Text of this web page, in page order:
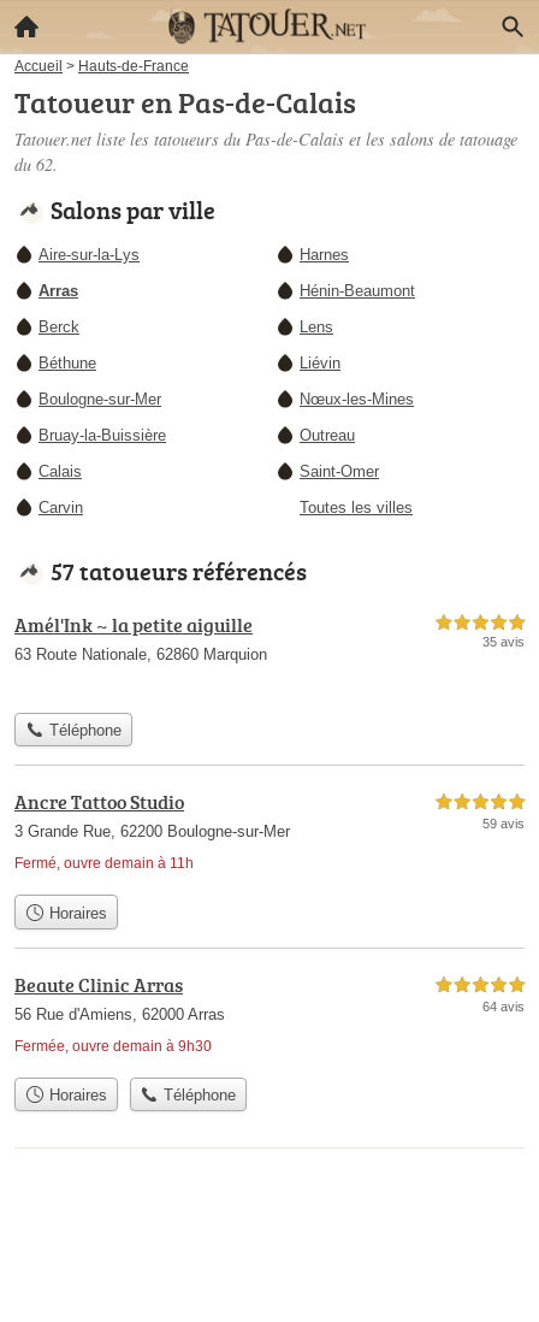
Accueil > Hauts-de-France
Tatoueur en Pas-de-Calais
Tatouer.net liste les tatoueurs du Pas-de-Calais et les salons de tatouage
du 62.
Salons par ville
Aire-sur-la-Lys
Arras
Berck
Béthune
Boulogne-sur-Mer
Bruay-la-Buissière
Calais
Carvin
Harnes
Hénin-Beaumont
Lens
Liévin
Nœux-les-Mines
Outreau
Saint-Omer
Toutes les villes
57 tatoueurs référencés
Amél'Ink ~ la petite aiguille
63 Route Nationale, 62860 Marquion
5,0 étoiles sur 5
35 avis
Téléphone
Ancre Tattoo Studio
3 Grande Rue, 62200 Boulogne-sur-Mer
Fermé, ouvre demain à 11h
5,0 étoiles sur 5
59 avis
Horaires
Beaute Clinic Arras
56 Rue d'Amiens, 62000 Arras
Fermée, ouvre demain à 9h30
5,0 étoiles sur 5
64 avis
Horaires Téléphone